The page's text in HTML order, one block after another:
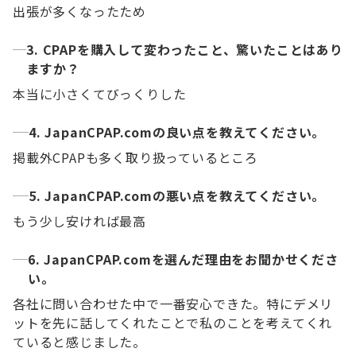
出張が多くなったため
3. CPAPを購入して変わったこと、驚いたことはあり
ますか？
本当に小さくてびっくりした
4. JapanCPAP.comの良い点を教えてください。
掲載外CPAPも多く取り扱っているところ
5. JapanCPAP.comの悪い点を教えてください。
もう少し安ければ最高
6. JapanCPAP.comを選んだ理由をお聞かせくださ
い。
各社に問い合わせた中で一番安心できた。特にデメリ
ットを先に話してくれたことで私のことを考えてくれ
ていると感じました。